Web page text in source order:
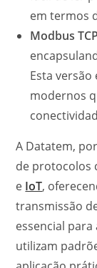
em termos
Modbus
Esta
modernos
A Datatem,
de protocolos
e IoT,
transmissão
essencial
utilizam